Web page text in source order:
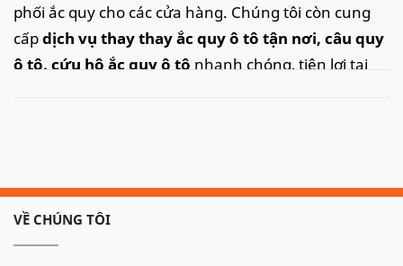
phối ắc quy cho các cửa hàng. Chúng tôi còn cung
cấpdịch vụ thay thay ắc quy ô tô tận nơi, câu quy
ô tô, cứu hộ ắc quy ô tô nhanh chóng, tiện lợi tại
Hotline:098.107.98.32
VỀ CHÚNG TÔI